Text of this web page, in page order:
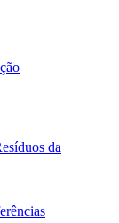
da